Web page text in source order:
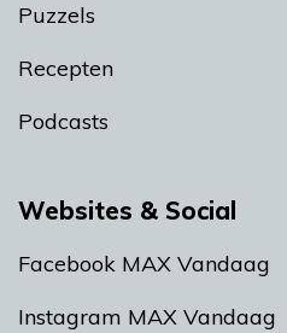
Puzzels
Recepten
Podcasts
Websites & Social
Facebook MAX Vandaag
Instagram MAX Vandaag